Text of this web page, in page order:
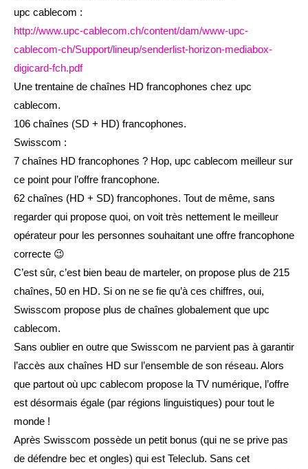
upc cablecom :
http://www.upc-cablecom.ch/content/dam/www-upc-
cablecom-ch/Support/lineup/senderlist-horizon-mediabox-
digicard-fch.pdf
Une trentaine de chaînes HD francophones chez upc
cablecom.
106 chaînes (SD + HD) francophones.
Swisscom :
7 chaînes HD francophones ? Hop, upc cablecom meilleur sur
ce point pour l’offre francophone.
62 chaînes (HD + SD) francophones. Tout de même, sans
regarder qui propose quoi, on voit très nettement le meilleur
opérateur pour les personnes souhaitant une offre francophone
correcte 😉
C’est sûr, c’est bien beau de marteler, on propose plus de 215
chaînes, 50 en HD. Si on ne se fie qu’à ces chiffres, oui,
Swisscom propose plus de chaînes globalement que upc
cablecom.
Sans oublier en outre que Swisscom ne parvient pas à garantir
l’accès aux chaînes HD sur l’ensemble de son réseau. Alors
que partout où upc cablecom propose la TV numérique, l’offre
est désormais égale (par régions linguistiques) pour tout le
monde !
Après Swisscom possède un petit bonus (qui ne se prive pas
de défendre bec et ongles) qui est Teleclub. Sans cet